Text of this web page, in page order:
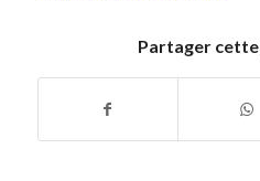
Partager